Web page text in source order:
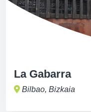
La Gabarra
Bilbao, Bizkaia